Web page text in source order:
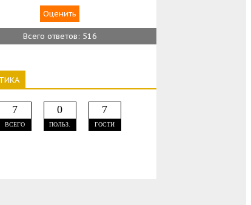
Всего ответов: 516
7
ВСЕГО
0
ПОЛЬЗ.
7
ГОСТИ